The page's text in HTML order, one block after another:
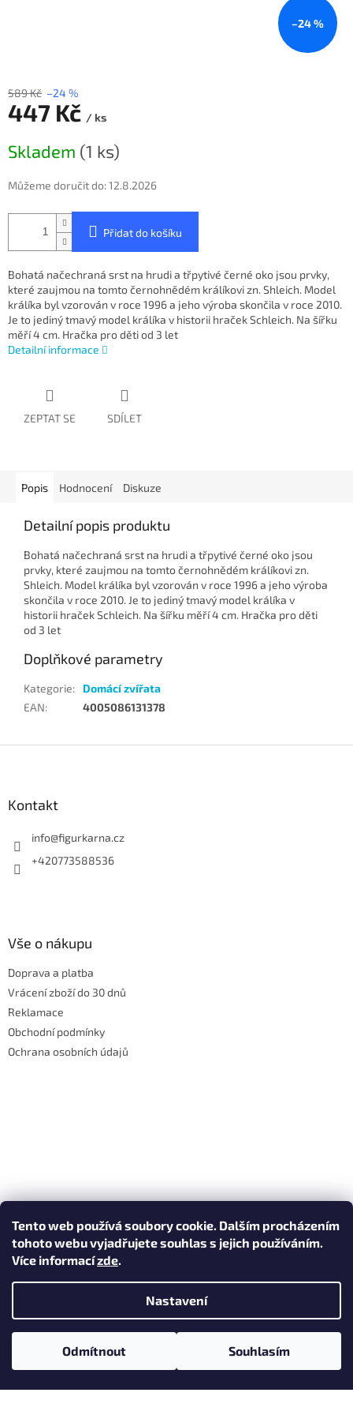
Tento web používá soubory cookie. Dalším procházením
tohoto webu vyjadřujete souhlas s jejich používáním.
Více informacízde.
Nastavení
Odmítnout Souhlasím
–24 %
589 Kč –24 %
447 Kč / ks
cena:
Skladem (1 ks)
Můžeme doručit do:12.8.2026
Přidat do košíku
Bohatá načechraná srst na hrudi a třpytivé černé oko jsou prvky,
které zaujmou na tomto černohnědém králíkovi zn. Shleich. Model
králíka byl vzorován v roce 1996 a jeho výroba skončila v roce 2010.
Je to jediný tmavý model králíka v historii hraček Schleich. Na šířku
měří 4 cm. Hračka pro děti od 3 let
Detailní informace
ZEPTAT SE SDÍLET
Popis Hodnocení Diskuze
Detailní popis produktu
Bohatá načechraná srst na hrudi a třpytivé černé oko jsou
prvky, které zaujmou na tomto černohnědém králíkovi zn.
Shleich. Model králíka byl vzorován v roce 1996 a jeho výroba
skončila v roce 2010. Je to jediný tmavý model králíka v
historii hraček Schleich. Na šířku měří 4 cm. Hračka pro děti
od 3 let
Doplňkové parametry
Kategorie:
Domácí zvířata
EAN: 4005086131378
Kontakt
info@figurkarna.cz
+420773588536
Vše o nákupu
Doprava a platba
Vrácení zboží do 30 dnů
Reklamace
Obchodní podmínky
Ochrana osobních údajů
Copyright 2026Figurkárna.cz. Všechna práva vyhrazena.